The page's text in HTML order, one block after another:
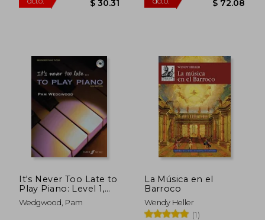
It's Never Too Late to
Play Piano: Level 1,
Book & CD [With CD
(Audio)] (en Inglés)
Wedgwood, Pam
La Música en el
Barroco
Wendy Heller
(1)